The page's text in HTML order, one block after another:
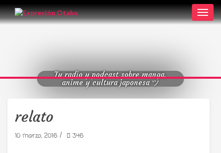
Tu radio y podcast sobre manga,
anime y cultura japonesa ツ
relato
10 marzo, 2016 / 346